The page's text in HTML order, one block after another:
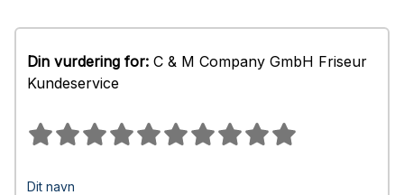
Din vurdering for: C & M Company GmbH Friseur
Kundeservice
Dit navn